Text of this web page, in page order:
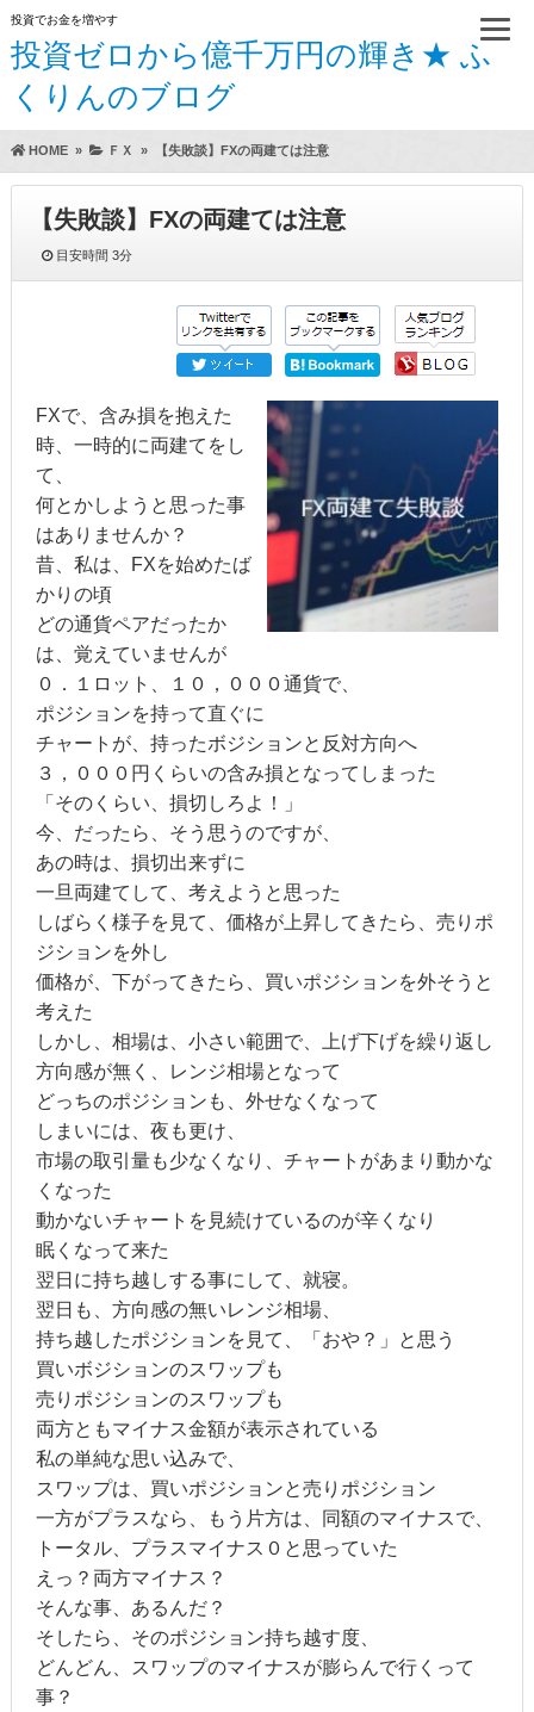
投資でお金を増やす
投資ゼロから億千万円の輝き★ ふ
くりんのブログ
HOME» ＦＸ » 【失敗談】FXの両建ては注意
【失敗談】FXの両建ては注意
目安時間3分
FXで、含み損を抱えた
時、一時的に両建てをし
て、
何とかしようと思った事
はありませんか？
昔、私は、FXを始めたば
かりの頃
どの通貨ペアだったか
は、覚えていませんが
０．１ロット、１０，０００通貨で、
ポジションを持って直ぐに
チャートが、持ったボジションと反対方向へ
３，０００円くらいの含み損となってしまった
「そのくらい、損切しろよ！」
今、だったら、そう思うのですが、
あの時は、損切出来ずに
一旦両建てして、考えようと思った
しばらく様子を見て、価格が上昇してきたら、売りポ
ジションを外し
価格が、下がってきたら、買いポジションを外そうと
考えた
しかし、相場は、小さい範囲で、上げ下げを繰り返し
方向感が無く、レンジ相場となって
どっちのポジションも、外せなくなって
しまいには、夜も更け、
市場の取引量も少なくなり、チャートがあまり動かな
くなった
動かないチャートを見続けているのが辛くなり
眠くなって来た
翌日に持ち越しする事にして、就寝。
翌日も、方向感の無いレンジ相場、
持ち越したポジションを見て、「おや？」と思う
買いボジションのスワップも
売りポジションのスワップも
両方ともマイナス金額が表示されている
私の単純な思い込みで、
スワップは、買いポジションと売りポジション
一方がプラスなら、もう片方は、同額のマイナスで、
トータル、プラスマイナス０と思っていた
えっ？両方マイナス？
そんな事、あるんだ？
そしたら、そのポジション持ち越す度、
どんどん、スワップのマイナスが膨らんで行くって
事？